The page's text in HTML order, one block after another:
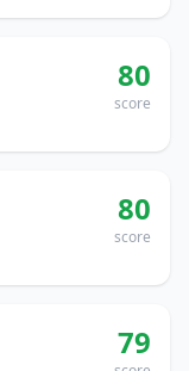
80
score
80
score
79